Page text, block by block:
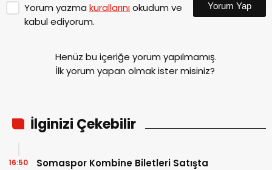
Yorum yazma kurallarınıokudum ve
kabul ediyorum.
Yorum Yap
Henüz bu içeriğe yorum yapılmamış.
İlk yorum yapan olmak ister misiniz?
İlginizi Çekebilir
Somaspor Kombine Biletleri Satışta
16:50